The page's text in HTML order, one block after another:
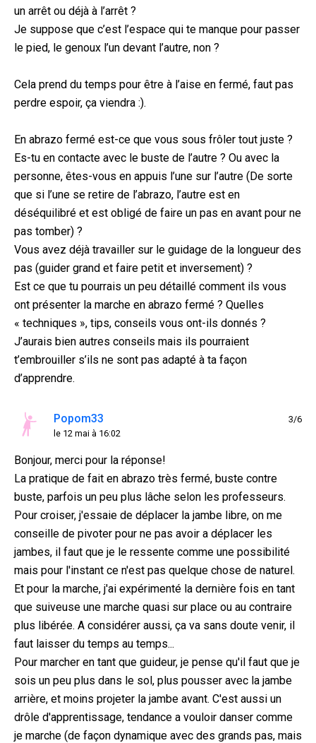
un arrêt ou déjà à l’arrêt ?
Je suppose que c’est l’espace qui te manque pour passer
le pied, le genoux l’un devant l’autre, non ?
Cela prend du temps pour être à l’aise en fermé, faut pas
perdre espoir, ça viendra :).
En abrazo fermé est-ce que vous sous frôler tout juste ?
Es-tu en contacte avec le buste de l’autre ? Ou avec la
personne, êtes-vous en appuis l’une sur l’autre (De sorte
que si l’une se retire de l’abrazo, l’autre est en
déséquilibré et est obligé de faire un pas en avant pour ne
pas tomber) ?
Vous avez déjà travailler sur le guidage de la longueur des
pas (guider grand et faire petit et inversement) ?
Est ce que tu pourrais un peu détaillé comment ils vous
ont présenter la marche en abrazo fermé ? Quelles
« techniques », tips, conseils vous ont-ils donnés ?
J’aurais bien autres conseils mais ils pourraient
t’embrouiller s’ils ne sont pas adapté à ta façon
d’apprendre.
Popom33
le 12 mai à 16:02
3/6
Bonjour, merci pour la réponse!
La pratique de fait en abrazo très fermé, buste contre
buste, parfois un peu plus lâche selon les professeurs.
Pour croiser, j'essaie de déplacer la jambe libre, on me
conseille de pivoter pour ne pas avoir a déplacer les
jambes, il faut que je le ressente comme une possibilité
mais pour l'instant ce n'est pas quelque chose de naturel.
Et pour la marche, j'ai expérimenté la dernière fois en tant
que suiveuse une marche quasi sur place ou au contraire
plus libérée. A considérer aussi, ça va sans doute venir, il
faut laisser du temps au temps...
Pour marcher en tant que guideur, je pense qu'il faut que je
sois un peu plus dans le sol, plus pousser avec la jambe
arrière, et moins projeter la jambe avant. C'est aussi un
drôle d'apprentissage, tendance a vouloir danser comme
je marche (de façon dynamique avec des grands pas, mais